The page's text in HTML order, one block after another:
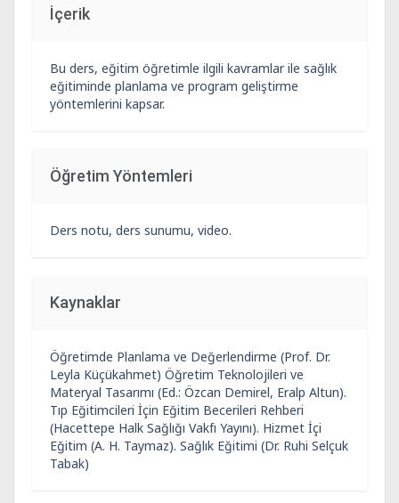
İçerik
Bu ders, eğitim öğretimle ilgili kavramlar ile sağlık
eğitiminde planlama ve program geliştirme
yöntemlerini kapsar.
Öğretim Yöntemleri
Ders notu, ders sunumu, video.
Kaynaklar
Öğretimde Planlama ve Değerlendirme (Prof. Dr.
Leyla Küçükahmet) Öğretim Teknolojileri ve
Materyal Tasarımı (Ed.: Özcan Demirel, Eralp Altun).
Tıp Eğitimcileri İçin Eğitim Becerileri Rehberi
(Hacettepe Halk Sağlığı Vakfı Yayını). Hizmet İçi
Eğitim (A. H. Taymaz). Sağlık Eğitimi (Dr. Ruhi Selçuk
Tabak)